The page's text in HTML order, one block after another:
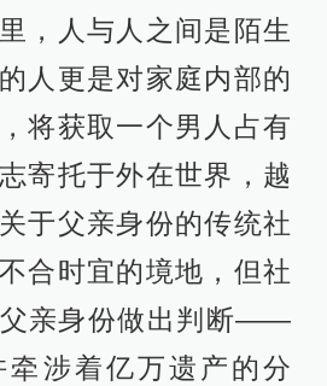
，人与人之间是陌生
人更是对家庭内部的
将获取一个男人占有
寄托于外在世界，越
于父亲身份的传统社
合时宜的境地，但社
亲身份做出判断——
牵涉着亿万遗产的分